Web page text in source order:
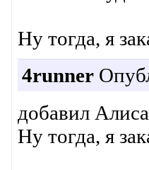
Ну тогда, я
4runner
добавил
Ну тогда, я